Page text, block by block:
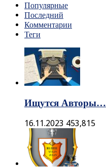
Популярные
Последний
Комментарии
Теги
Ищутся Авторы…
16.11.2023 453,815